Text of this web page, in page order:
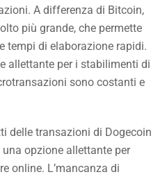
A differenza di Bitcoin,
più grande, che permette
tempi di elaborazione rapidi.
allettante per i stabilimenti di
sono costanti e
delle transazioni di Dogecoin
una opzione allettante per
online. L’mancanza di